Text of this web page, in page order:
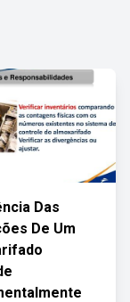
Das
De Um